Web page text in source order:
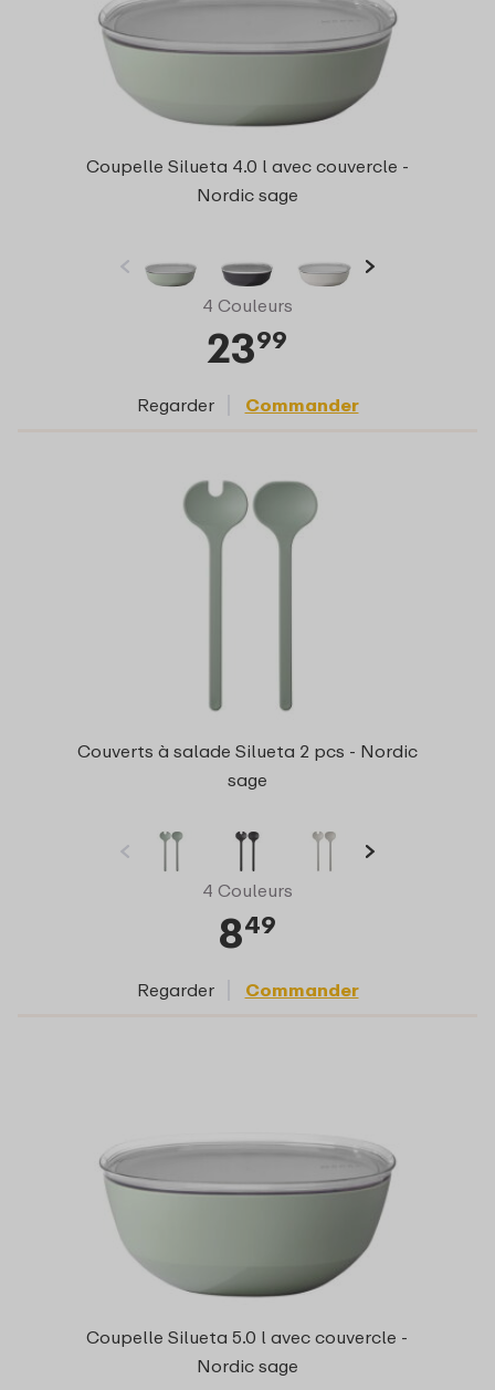
Coupelle Silueta 4.0 l avec couvercle -
Nordic sage
4 Couleurs
2399
Regarder Commander
Couverts à salade Silueta 2 pcs - Nordic
sage
4 Couleurs
849
Regarder Commander
Coupelle Silueta 5.0 l avec couvercle -
Nordic sage